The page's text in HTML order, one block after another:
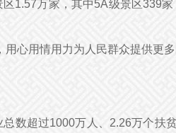
区1.57万家，其中5A级景区339
用心用情用力为人民群众提供更
数超过1000万人、2.26万个扶